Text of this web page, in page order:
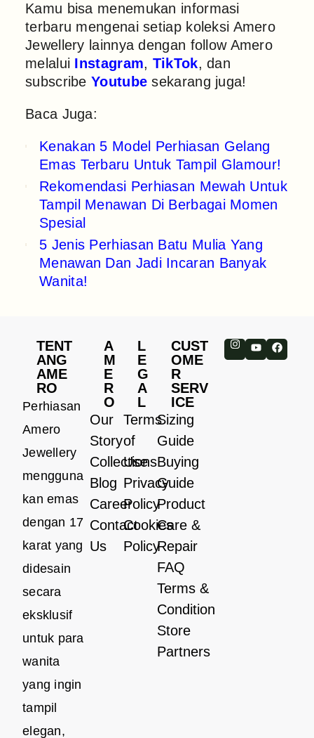
Kamu bisa menemukan informasi
terbaru mengenai setiap koleksi Amero
Jewellery lainnya dengan follow Amero
melalui Instagram, TikTok, dan
subscribeYoutube sekarang juga!
Baca Juga:
Kenakan 5 Model Perhiasan Gelang
Emas Terbaru Untuk Tampil Glamour!
Rekomendasi Perhiasan Mewah Untuk
Tampil Menawan Di Berbagai Momen
Spesial
5 Jenis Perhiasan Batu Mulia Yang
Menawan Dan Jadi Incaran Banyak
Wanita!
TENT
ANG
AME
RO
Perhiasan
Amero
Jewellery
mengguna
kan emas
dengan 17
karat yang
didesain
secara
eksklusif
untuk para
wanita
yang ingin
tampil
elegan,
A
M
E
R
O
Our
Story
Collections
Blog
Career
Contact
Us
L
E
G
A
L
Terms
of
Use
Privacy
Policy
Cookies
Policy
CUST
OME
R
SERV
ICE
Sizing
Guide
Buying
Guide
Product
Care &
Repair
FAQ
Terms &
Condition
Store
Partners